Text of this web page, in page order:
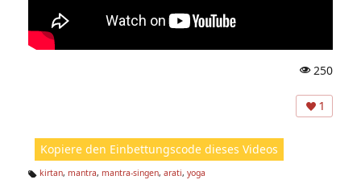
ns
ic
250
1
Kopiere den Einbettungscode dieses Videos
kirtan, mantra, mantra-singen, arati, yoga